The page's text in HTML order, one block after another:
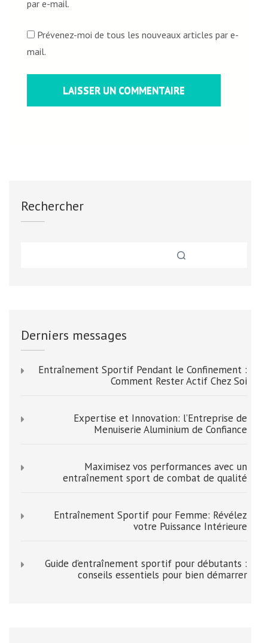
par e-mail.
Prévenez-moi de tous les nouveaux articles par e-
mail.
Rechercher
Derniers messages
Entraînement Sportif Pendant le Confinement :
Comment Rester Actif Chez Soi
Expertise et Innovation: l’Entreprise de
Menuiserie Aluminium de Confiance
Maximisez vos performances avec un
entraînement sport de combat de qualité
Entraînement Sportif pour Femme: Révélez
votre Puissance Intérieure
Guide d’entraînement sportif pour débutants :
conseils essentiels pour bien démarrer